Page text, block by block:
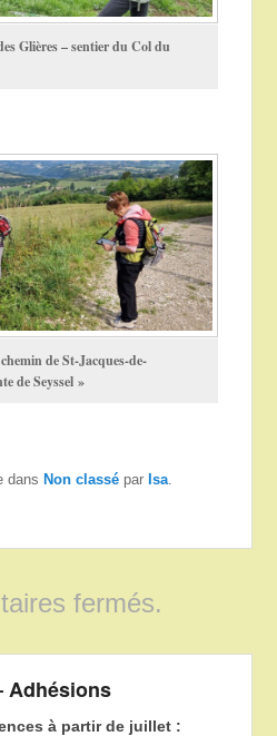
Glières – sentier du Col du
de St-Jacques-de-
de Seyssel »
dansNon classé parIsa
fermés.
Adhésions
à partir de juillet :